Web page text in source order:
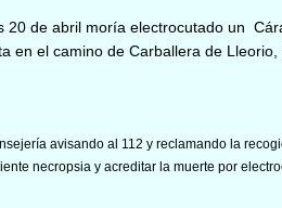
20 de abril moría electrocutado un
en el camino de Carballera de Lleorio,
avisando al 112 y reclamando la
necropsia y acreditar la muerte por